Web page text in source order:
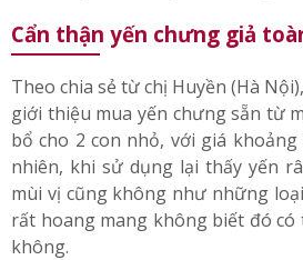
Cẩn thận yến chưng giả
Theo chia sẻ từ chị Huyền (Hà
giới thiệu mua yến chưng sẵn từ
bổ cho 2 con nhỏ, với giá khoảng
nhiên, khi sử dụng lại thấy yến
mùi vị cũng không như những
rất hoang mang không biết đó có
không.